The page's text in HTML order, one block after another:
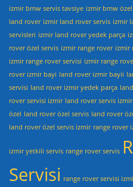
izmir bmw servis tavsiye izmir bmw
land rover izmir land rover servis izmir
servisleri izmir land rover yedek parça
rover özel servis izmir range rover izmir
izmir range rover servisi izmir range
rover izmir bayi land rover izmir bayii
servisi land rover izmir yedek parça
rover servisi izmir land rover servis izmir
özel land rover özel servis land rover
land rover özel servis izmir range rover
izmir yetkili servis range rover servis
Servisi range rover servisi